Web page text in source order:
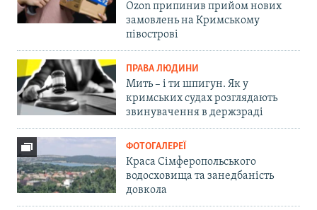
Ozon припинив прийом нових
замовлень на Кримському
півострові
ПРАВА ЛЮДИНИ
Мить – і ти шпигун. Як у
кримських судах розглядають
звинувачення в держзраді
ФОТОГАЛЕРЕЇ
Краса Сімферопольського
водосховища та занедбаність
довкола